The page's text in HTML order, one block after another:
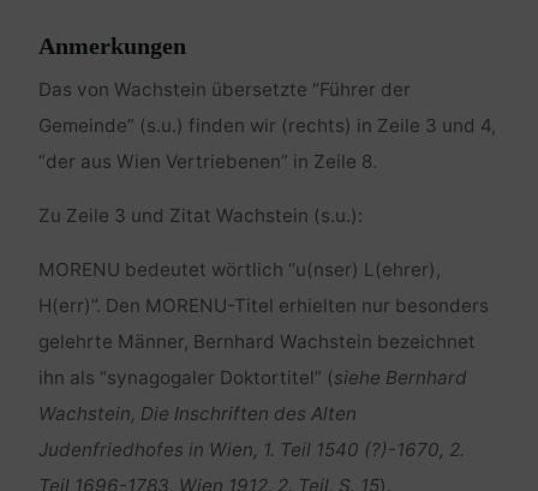
Anmerkungen
Das von Wachstein übersetzte “Führer der
Gemeinde” (s.u.) finden wir (rechts) in Zeile 3 und 4,
“der aus Wien Vertriebenen” in Zeile 8.
Zu Zeile 3 und Zitat Wachstein (s.u.):
MORENU bedeutet wörtlich “u(nser) L(ehrer),
H(err)”. Den MORENU-Titel erhielten nur besonders
gelehrte Männer, Bernhard Wachstein bezeichnet
ihn als “synagogaler Doktortitel” (siehe Bernhard
Wachstein, Die Inschriften des Alten
Judenfriedhofes in Wien, 1. Teil 1540 (?)-1670, 2.
Teil 1696-1783, Wien 1912, 2. Teil, S. 15).